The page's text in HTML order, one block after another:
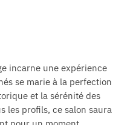
incarne une expérience
se marie à la perfection
et la sérénité des
les profils, ce salon saura